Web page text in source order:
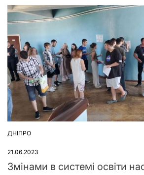
ОПУБЛІКУВАТИ
ДНІПРО
21.06.2023
Змінами в системі освіти